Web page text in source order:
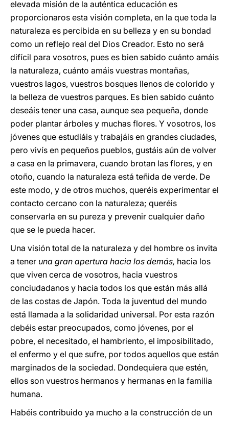
elevada misión de la auténtica educación es
proporcionaros esta visión completa, en la que toda la
naturaleza es percibida en su belleza y en su bondad
como un reflejo real del Dios Creador. Esto no será
difícil para vosotros, pues es bien sabido cuánto amáis
la naturaleza, cuánto amáis vuestras montañas,
vuestros lagos, vuestros bosques llenos de colorido y
la belleza de vuestros parques. Es bien sabido cuánto
deseáis tener una casa, aunque sea pequeña, donde
poder plantar árboles y muchas flores. Y vosotros, los
jóvenes que estudiáis y trabajáis en grandes ciudades,
pero vivís en pequeños pueblos, gustáis aún de volver
a casa en la primavera, cuando brotan las flores, y en
otoño, cuando la naturaleza está teñida de verde. De
este modo, y de otros muchos, queréis experimentar el
contacto cercano con la naturaleza; queréis
conservarla en su pureza y prevenir cualquier daño
que se le pueda hacer.
Una visión total de la naturaleza y del hombre os invita
a tener una gran apertura hacia los demás, hacia los
que viven cerca de vosotros, hacia vuestros
conciudadanos y hacia todos los que están más allá
de las costas de Japón. Toda la juventud del mundo
está llamada a la solidaridad universal. Por esta razón
debéis estar preocupados, como jóvenes, por el
pobre, el necesitado, el hambriento, el imposibilitado,
el enfermo y el que sufre, por todos aquellos que están
marginados de la sociedad. Dondequiera que estén,
ellos son vuestros hermanos y hermanas en la familia
humana.
Habéis contribuido ya mucho a la construcción de un